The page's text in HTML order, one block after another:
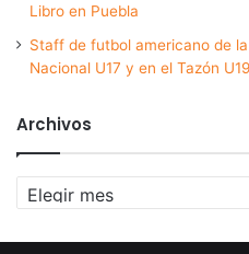
Libro en Puebla
Staff de futbol americano de
Nacional U17 y en el Tazón U19
Archivos
Archivos